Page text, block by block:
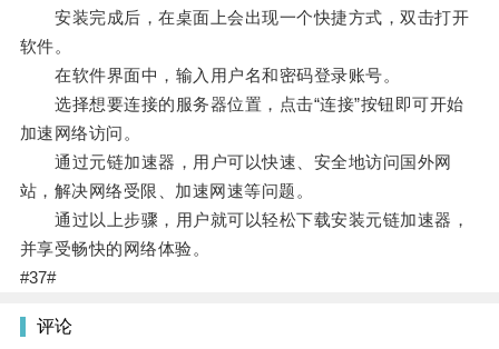
安装完成后，在桌面上会出现一个快捷方式，双击打开
软件。
在软件界面中，输入用户名和密码登录账号。
选择想要连接的服务器位置，点击“连接”按钮即可开始
加速网络访问。
通过元链加速器，用户可以快速、安全地访问国外网
站，解决网络受限、加速网速等问题。
通过以上步骤，用户就可以轻松下载安装元链加速器，
并享受畅快的网络体验。
#37#
评论